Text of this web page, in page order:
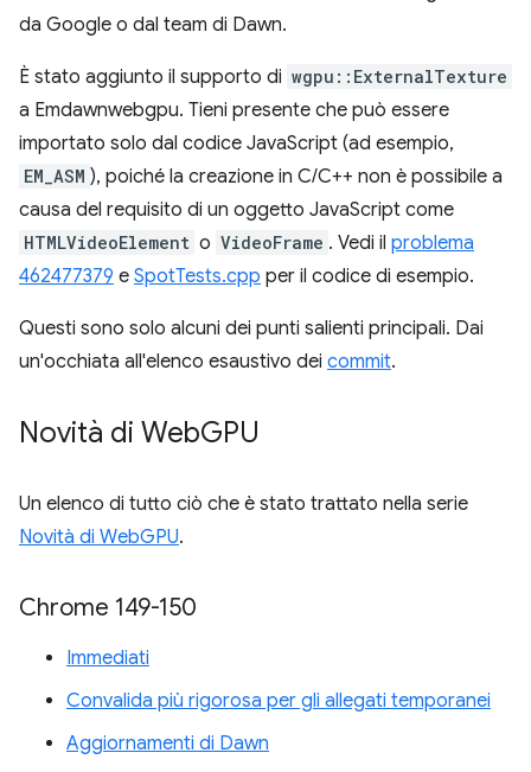
da Google o dal team di Dawn.
È stato aggiunto il supporto di wgpu::ExternalTexture
a Emdawnwebgpu. Tieni presente che può essere
importato solo dal codice JavaScript (ad esempio,
EM_ASM ), poiché la creazione in C/C++ non è possibile a
causa del requisito di un oggetto JavaScript come
HTMLVideoElement o VideoFrame . Vedi il problema
462477379 e SpotTests.cpp per il codice di esempio.
Questi sono solo alcuni dei punti salienti principali. Dai
un'occhiata all'elenco esaustivo dei commit.
Novità di WebGPU
Un elenco di tutto ciò che è stato trattato nella serie
Novità di WebGPU.
Chrome 149-150
Immediati
Convalida più rigorosa per gli allegati temporanei
Aggiornamenti di Dawn